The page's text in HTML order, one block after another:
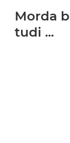
Morda
tudi ...